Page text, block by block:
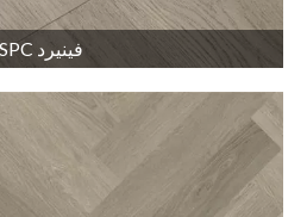
فينيرد SPC